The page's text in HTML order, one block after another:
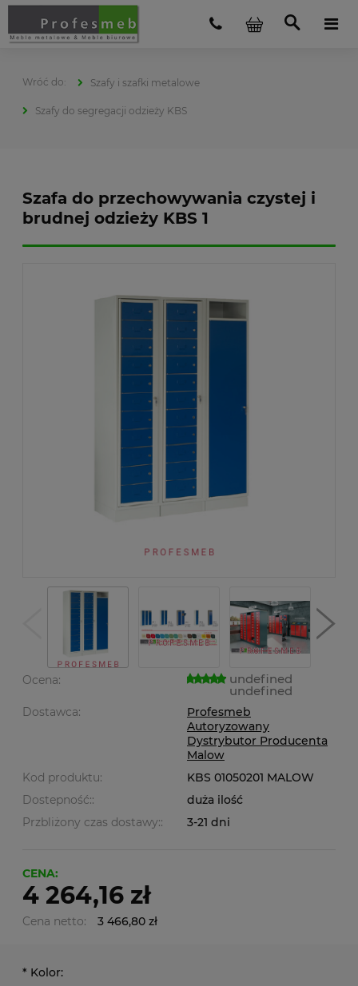
Szafy i szafki metalowe
Szafy do segregacji odzieży KBS
Szafa do przechowywania czystej i
brudnej odzieży KBS 1
Ocena: undefined
undefined
Dostawca:
Profesmeb
Autoryzowany
Dystrybutor Producenta
Malow
Kod produktu:
KBS 01050201 MALOW
Dostepność::
duża ilość
Przbliżony czas dostawy::
3-21 dni
CENA:
4 264,16 zł
Cena netto: 3 466,80 zł
* Kolor: